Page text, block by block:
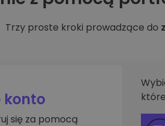
dodane do Kriptomat
za równowartość
Skarbiec
Regularnie zaplanowane
Trzy proste kroki prowadzące do
konto
się za pomocą